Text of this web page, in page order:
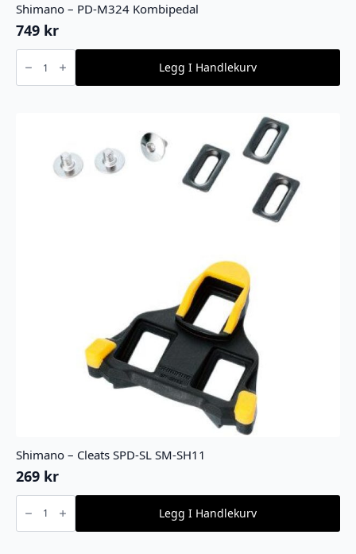
Shimano – PD-M324 Kombipedal
749 kr
Shimano
PD-
M324
Legg I Handlekurv
Shimano – Cleats SPD-SL SM-SH11
269 kr
Shimano
Cleats
SPD-
Legg I Handlekurv